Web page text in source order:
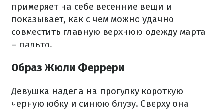
примеряет на себе весенние вещи и
показывает, как с чем можно удачно
совместить главную верхнюю одежду марта
– пальто.
Образ Жюли Феррери
Девушка надела на прогулку короткую
черную юбку и синюю блузу. Сверху она